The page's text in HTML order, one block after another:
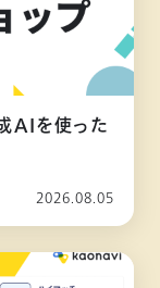
AIを使った
2026.08.05